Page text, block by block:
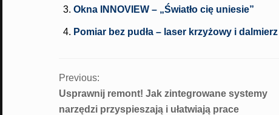
s
n
n
d
w
e
o
w
)
s
n
w
Okna INNOVIEW – „Światło cię uniesie”
Pomiar bez pudła – laser krzyżowy i
PORTFOLIO
NAVIGATION
Previous:
Usprawnij remont! Jak zintegrowane systemy
narzędzi przyspieszają i ułatwiają prace